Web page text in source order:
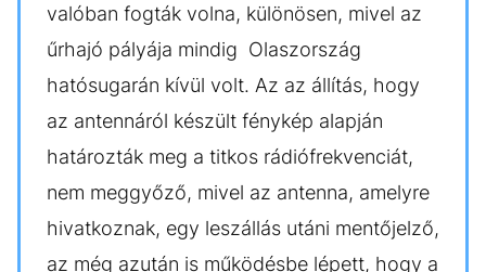
valóban fogták volna, különösen, mivel az
űrhajó pályája mindig Olaszország
hatósugarán kívül volt. Az az állítás, hogy
az antennáról készült fénykép alapján
határozták meg a titkos rádiófrekvenciát,
nem meggyőző, mivel az antenna, amelyre
hivatkoznak, egy leszállás utáni mentőjelző,
az még azután is működésbe lépett, hogy a